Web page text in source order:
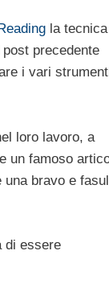
la
precedente
i vari
loro lavoro, a
un famoso
una bravo e
di essere